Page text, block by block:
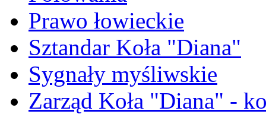
Prawo łowieckie
Sztandar Koła "Diana"
Sygnały myśliwskie
Zarząd Koła "Diana" -